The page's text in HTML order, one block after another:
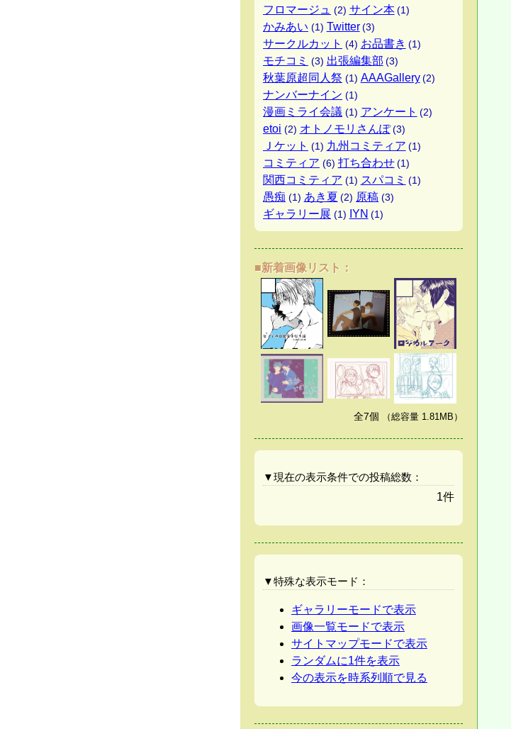
フロマージュ (2) サイン本 (1)
かみあい (1) Twitter (3)
サークルカット (4) お品書き (1)
モチコミ (3) 出張編集部 (3)
秋葉原超同人祭 (1) AAAGallery (2)
ナンバーナイン (1)
漫画ミライ会議 (1) アンケート (2)
etoi (2) オトノモリさんぽ (3)
Ｊケット (1) 九州コミティア (1)
コミティア (6) 打ち合わせ (1)
関西コミティア (1) スパコミ (1)
愚痴 (1) あき夏 (2) 原稿 (3)
ギャラリー展 (1) IYN (1)
■新着画像リスト：
全7個 （総容量 1.81MB）
▼現在の表示条件での投稿総数：
1件
▼特殊な表示モード：
ギャラリーモードで表示
画像一覧モードで表示
サイトマップモードで表示
ランダムに1件を表示
今の表示を時系列順で見る